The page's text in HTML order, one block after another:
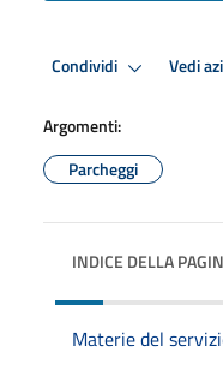
Condividi Vedi
Argomenti:
Parcheggi
INDICE DELLA
Materie del